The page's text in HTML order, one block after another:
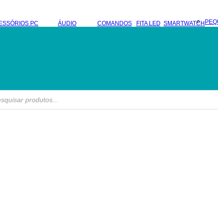
PC ÁUDIO COMANDOS FITA LED SMARTWATCH